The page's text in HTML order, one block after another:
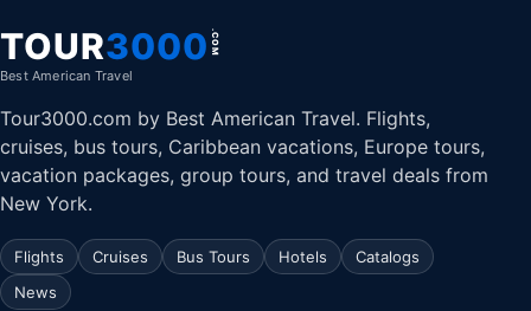
TOUR3000 .COM
Best American Travel
Tour3000.com by Best American Travel. Flights,
cruises, bus tours, Caribbean vacations, Europe tours,
vacation packages, group tours, and travel deals from
New York.
Flights Cruises Bus Tours Hotels
Catalogs
News